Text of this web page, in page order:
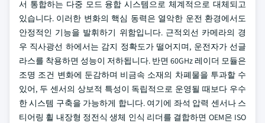
서 통합하는 다중 모드 융합 시스템으로 체계적으로 대체되고
있습니다. 이러한 변화의 핵심 동력은 열악한 운전 환경에서도
안정적인 기능을 발휘하기 위함입니다. 근적외선 카메라의 경
우 직사광선 하에서는 감지 정확도가 떨어지며, 운전자가 선글
라스를 착용하면 성능이 저하됩니다. 반면 60GHz 레이더 모듈은
조명 조건 변화에 둔감하며 비금속 소재의 차폐물을 투과할 수
있어, 두 센서의 상보적 특성이 독립적으로 운영될 때보다 우수
한 시스템 구축을 가능하게 합니다. 여기에 좌석 압력 센서나 스
티어링 휠 내장형 정전식 생체 인식 리더를 결합하면 OEM은 ISO